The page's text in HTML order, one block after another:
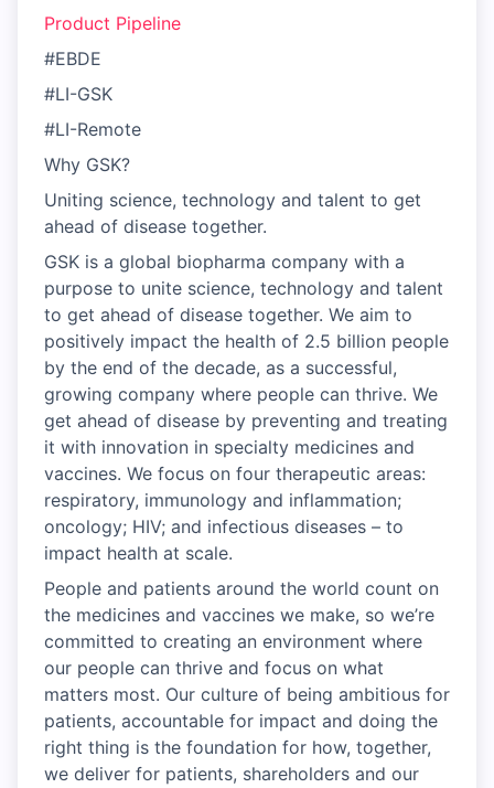
Product Pipeline
#EBDE
#LI-GSK
#LI-Remote
Why GSK?
Uniting science, technology and talent to get
ahead of disease together.
GSK is a global biopharma company with a
purpose to unite science, technology and talent
to get ahead of disease together. We aim to
positively impact the health of 2.5 billion people
by the end of the decade, as a successful,
growing company where people can thrive. We
get ahead of disease by preventing and treating
it with innovation in specialty medicines and
vaccines. We focus on four therapeutic areas:
respiratory, immunology and inflammation;
oncology; HIV; and infectious diseases – to
impact health at scale.
People and patients around the world count on
the medicines and vaccines we make, so we’re
committed to creating an environment where
our people can thrive and focus on what
matters most. Our culture of being ambitious for
patients, accountable for impact and doing the
right thing is the foundation for how, together,
we deliver for patients, shareholders and our